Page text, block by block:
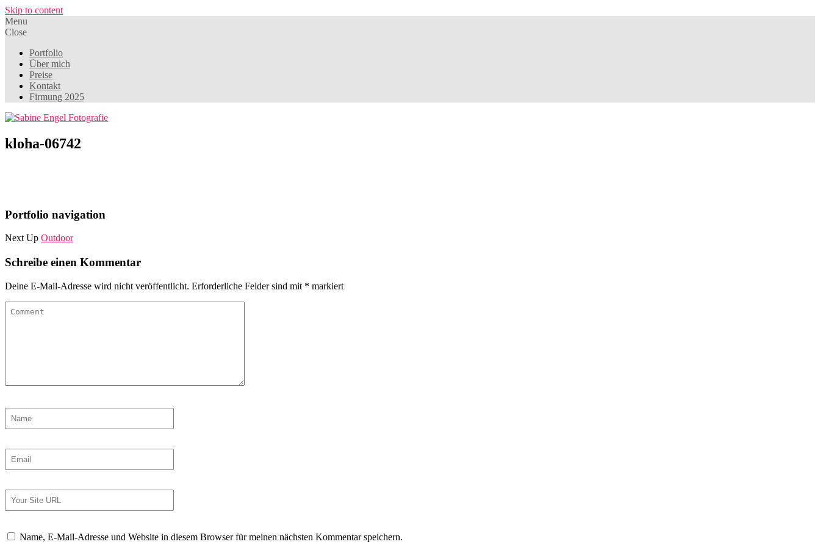
Skip to content
Menu
Close
Portfolio
Über mich
Preise
Kontakt
Firmung 2025
kloha-06742
Portfolio navigation
Next Up Outdoor
Schreibe einen Kommentar
Deine E-Mail-Adresse wird nicht veröffentlicht. Erforderliche Felder sind mit * markiert
Name, E-Mail-Adresse und Website in diesem Browser für meinen nächsten Kommentar speichern.